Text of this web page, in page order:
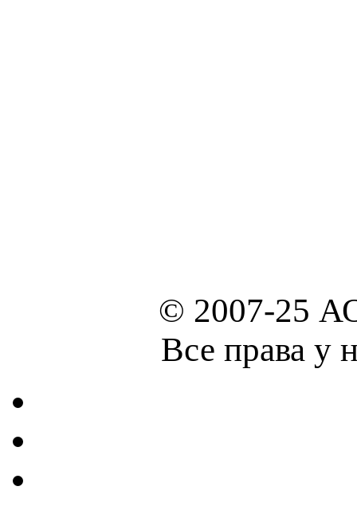
© 2007-25
Все права у